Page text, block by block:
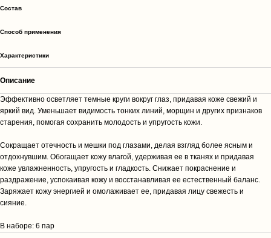
Cостав
Способ применения
Характеристики
Описание
Эффективно осветляет темные круги вокруг глаз, придавая коже свежий и
яркий вид. Уменьшает видимость тонких линий, морщин и других признаков
старения, помогая сохранить молодость и упругость кожи.
Сокращает отечность и мешки под глазами, делая взгляд более ясным и
отдохнувшим. Обогащает кожу влагой, удерживая ее в тканях и придавая
коже увлажненность, упругость и гладкость. Снижает покраснение и
раздражение, успокаивая кожу и восстанавливая ее естественный баланс.
Заряжает кожу энергией и омолаживает ее, придавая лицу свежесть и
сияние.
В наборе: 6 пар